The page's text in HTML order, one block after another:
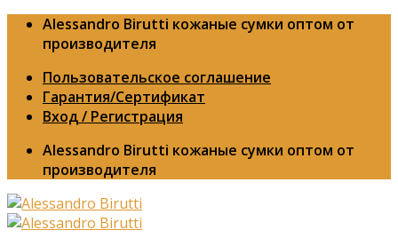
Skip Alessandro Birutti кожаные сумки оптом от
производителя
Пользовательское соглашение
Гарантия/Сертификат
Вход / Регистрация
Alessandro Birutti кожаные сумки оптом от
производителя